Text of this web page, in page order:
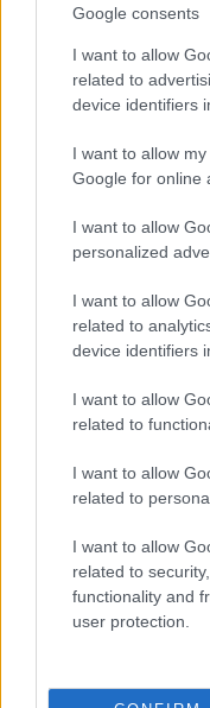
Google consents
I want to allow
related to
device identifiers
I want to allow
Google for online
I want to allow
personalized
I want to allow
related to
device identifiers
I want to allow
related to
I want to allow
related to
I want to allow
related to
functionality and
user protection.
mtothorsi•2020. június 04.
A Magyar Kanizsai
ez alkalomra
A
mtothorsi•2020. június 02.
Csákányi Eszter és